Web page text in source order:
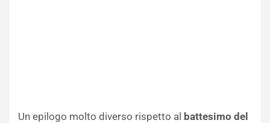
Un epilogo molto diverso rispetto al battesimo del